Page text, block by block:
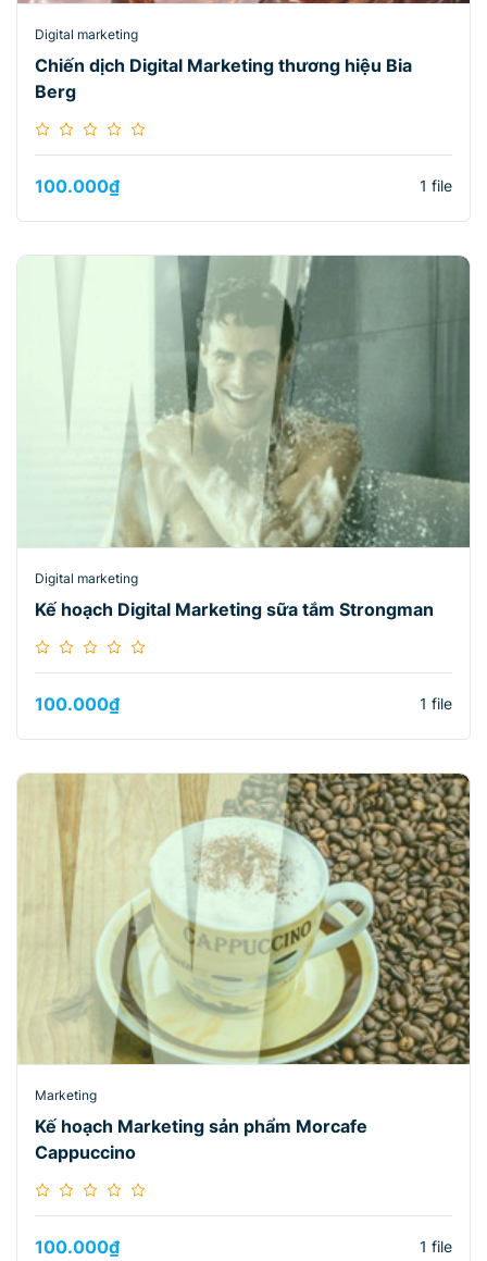
Digital marketing
Chiến dịch Digital Marketing thương hiệu Bia
Berg
100.000₫ 1 file
Digital marketing
Kế hoạch Digital Marketing sữa tắm Strongman
100.000₫ 1 file
Marketing
Kế hoạch Marketing sản phẩm Morcafe
Cappuccino
100.000₫ 1 file